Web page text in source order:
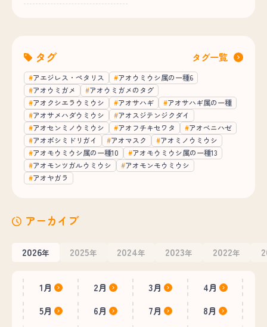
タグ タグ一覧
アエジレス・ペタリス
アオウミウシ属の一種6
アオウミガメ
アオウミガメのタグ
アオクシエラウミウシ
アオサハギ
アオサハギ属の一種
アオサメハダウミウシ
アオスジテンジクダイ
アオセンミノウミウシ
アオフチキセワタ
アオベニハゼ
アオボシミドリガイ
アオマスク
アオミノウミウシ
アオモウミウシ属の一種10
アオモウミウシ属の一種13
アオモンツガルウミウシ
アオモンモウミウシ
アオヤガラ
アーカイブ
2026年 2025年 2024年 2023年 2022年
1月 2月 3月
4月
5月
6月 7月
8月